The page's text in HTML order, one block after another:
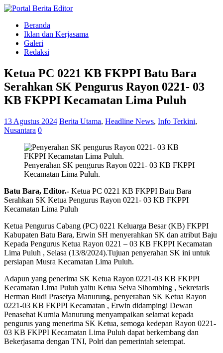
Beranda
Iklan dan Kerjasama
Galeri
Redaksi
Ketua PC 0221 KB FKPPI Batu Bara
Serahkan SK Pengurus Rayon 0221- 03
KB FKPPI Kecamatan Lima Puluh
13 Agustus 2024 Berita Utama, Headline News, Info Terkini,
Nusantara 0
Penyerahan SK pengurus Rayon 0221- 03 KB FKPPI
Kecamatan Lima Puluh.
Batu Bara, Editor.- Ketua PC 0221 KB FKPPI Batu Bara
Serahkan SK Ketua Pengurus Rayon 0221- 03 KB FKPPI
Kecamatan Lima Puluh
Ketua Pengurus Cabang (PC) 0221 Keluarga Besar (KB) FKPPI
Kabupaten Batu Bara, Erwin SH menyerahkan SK dan atribut Baju
Kepada Pengurus Ketua Rayon 0221 – 03 KB FKPPI Kecamatan
Lima Puluh , Selasa (13/8/2024).Tujuan penyerahan SK ini untuk
persiapan Musra Kecamatan Lima Puluh.
Adapun yang penerima SK Ketua Rayon 0221-03 KB FKPPI
Kecamatan Lima Puluh yaitu Ketua Selva Sihombing , Sekretaris
Herman Budi Prasetya Manurung, penyerahan SK Ketua Rayon
0221-03 KB FKPPI Kecamatan , Erwin didampingi Dewan
Penasehat Kurnia Manurung menyampaikan selamat kepada
pengurus yang menerima SK Ketua, semoga kedepan Rayon 0221-
03 KB FKPPI Kecamatan Lima Puluh dapat berkembang dan
Bekerjasama dengan TNI, Polri dan pemerintah setempat.